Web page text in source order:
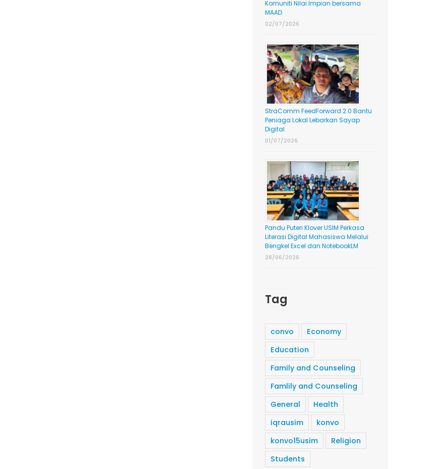
Komuniti Nilai Impian bersama
MAAD
02/07/2026
StraComm FeedForward 2.0 Bantu
Peniaga Lokal Lebarkan Sayap
Digital
01/07/2026
Pandu Puteri Klover USIM Perkasa
Literasi Digital Mahasiswa Melalui
Bengkel Excel dan NotebookLM
28/06/2026
Tag
convo
Economy
Education
Family and Counseling
Famlily and Counseling
General
Health
iqrausim
konvo
konvo15usim
Religion
Students